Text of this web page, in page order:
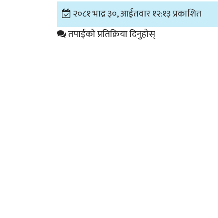
२०८१ भाद्र ३०, आईतवार १२:१३ प्रकाशित
तपाईको प्रतिक्रिया दिनुहोस्